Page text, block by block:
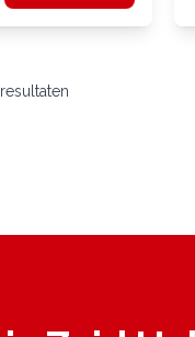
resultaten